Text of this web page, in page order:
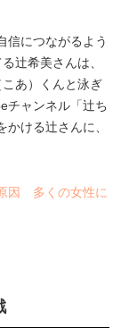
信につながるよう
辻希美さんは、
あ）くんと泳ぎ
チャンネル「辻ち
ける辻さんに、
因 多くの女性に